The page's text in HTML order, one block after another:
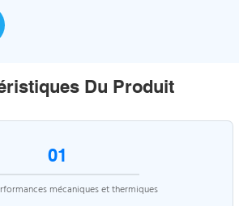
Du Produit
01
mécaniques et thermiques